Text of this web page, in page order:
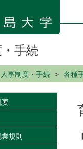
手続
人事制度・手続 各種
要
規則